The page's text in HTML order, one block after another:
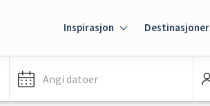
Inspirasjon Destinasjoner
Angi datoer